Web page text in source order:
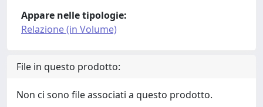
Appare nelle tipologie:
Relazione (in Volume)
File in questo prodotto:
Non ci sono file associati a questo prodotto.